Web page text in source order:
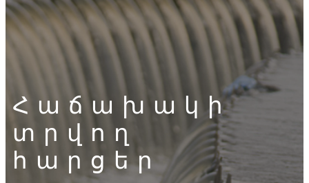
Հաճախակի
տրվող
հարցեր